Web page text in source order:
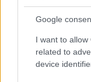
Google
I want to
related to
device
Belépve többet
felhasználási feltételek
módosítása